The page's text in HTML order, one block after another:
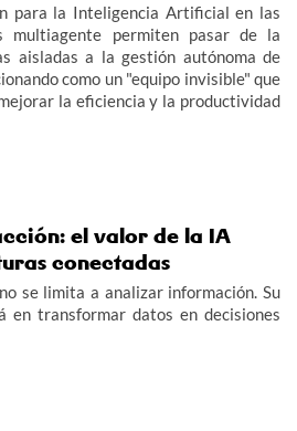
para la Inteligencia Artificial en las
multiagente permiten pasar de la
aisladas a la gestión autónoma de
como un "equipo invisible" que
la eficiencia y la productividad
el valor de la IA
conectadas
se limita a analizar información. Su
en transformar datos en decisiones